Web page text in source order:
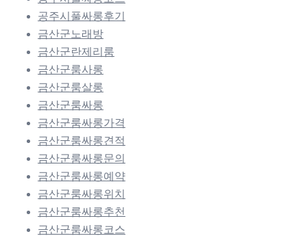
공주시풀싸롱후기
금산군노래방
금산군란제리룸
금산군룸사롱
금산군룸살롱
금산군룸싸롱
금산군룸싸롱가격
금산군룸싸롱견적
금산군룸싸롱문의
금산군룸싸롱예약
금산군룸싸롱위치
금산군룸싸롱추천
금산군룸싸롱코스